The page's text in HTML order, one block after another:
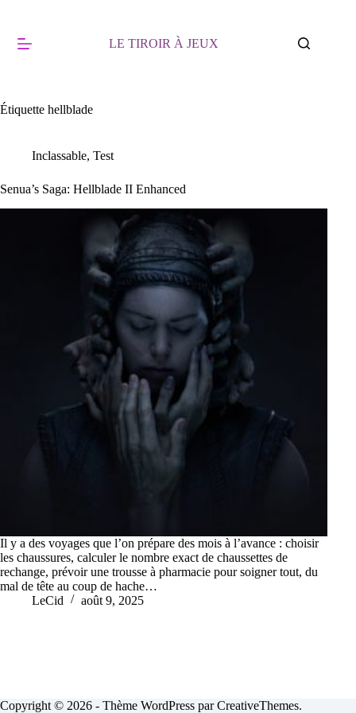
LE TIROIR À JEUX
Étiquette hellblade
Inclassable, Test
Senua’s Saga: Hellblade II Enhanced
Il y a des voyages que l’on prépare des mois à l’avance : choisir
les chaussures, calculer le nombre exact de chaussettes de
rechange, prévoir une trousse à pharmacie pour soigner tout, du
mal de tête au coup de hache…
LeCid
août 9, 2025
Copyright © 2026 - Thème WordPress parCreativeThemes.